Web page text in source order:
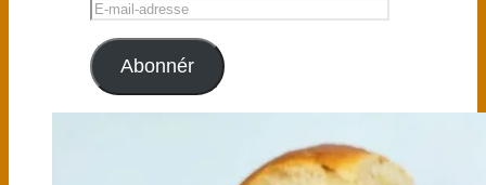
E-
mail-
adresse
Abonnér